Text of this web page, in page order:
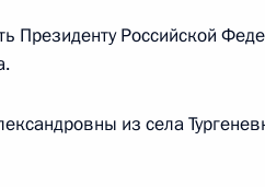
Российской Федерации
Президенту Российской
из села